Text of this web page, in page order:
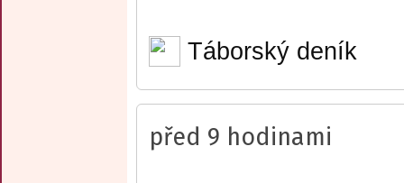
Táborský deník
před 9 hodinami